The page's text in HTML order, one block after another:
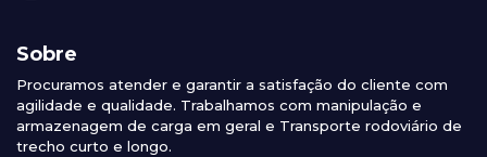
Sobre
Procuramos atender e garantir a satisfação do cliente com
agilidade e qualidade. Trabalhamos com manipulação e
armazenagem de carga em geral e Transporte rodoviário de
trecho curto e longo.